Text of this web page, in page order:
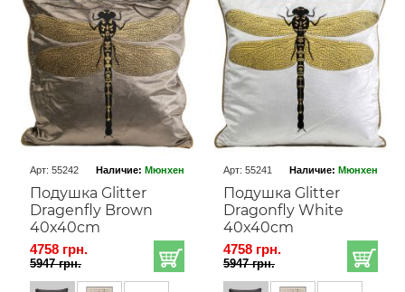
Арт: 55242 Наличие: Мюнхен
Подушка Glitter
Dragenfly Brown
40x40cm
4758 грн.
5947 грн.
Арт: 55241 Наличие: Мюнхен
Подушка Glitter
Dragonfly White
40x40cm
4758 грн.
5947 грн.